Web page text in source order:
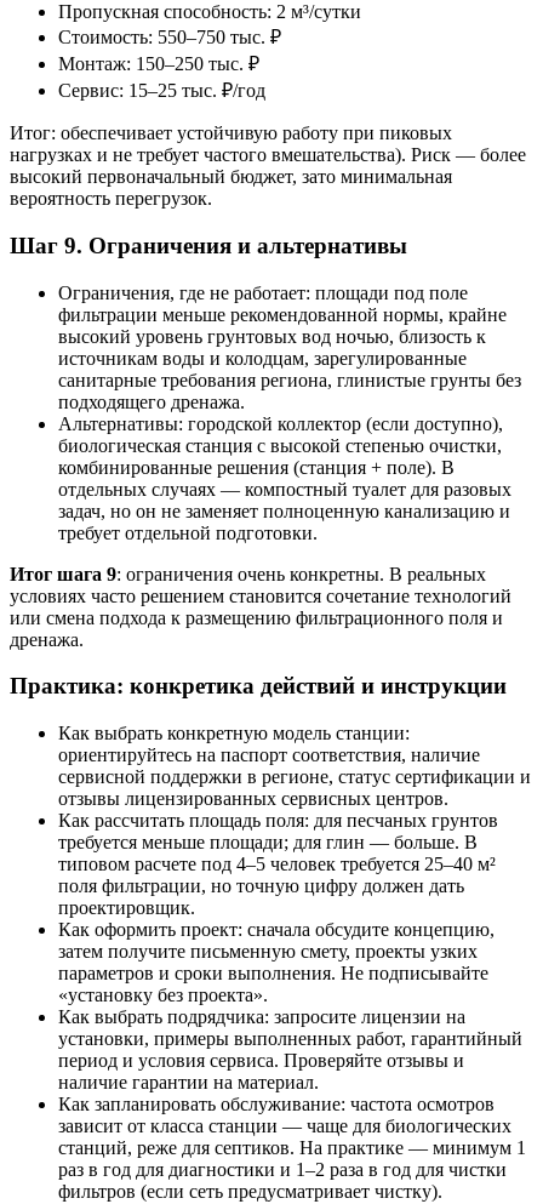
Пропускная способность: 2 м³/сутки
Стоимость: 550–750 тыс. ₽
Монтаж: 150–250 тыс. ₽
Сервис: 15–25 тыс. ₽/год
Итог: обеспечивает устойчивую работу при пиковых
нагрузках и не требует частого вмешательства). Риск — более
высокий первоначальный бюджет, зато минимальная
вероятность перегрузок.
Шаг 9. Ограничения и альтернативы
Ограничения, где не работает: площади под поле
фильтрации меньше рекомендованной нормы, крайне
высокий уровень грунтовых вод ночью, близость к
источникам воды и колодцам, зарегулированные
санитарные требования региона, глинистые грунты без
подходящего дренажа.
Альтернативы: городской коллектор (если доступно),
биологическая станция с высокой степенью очистки,
комбинированные решения (станция + поле). В
отдельных случаях — компостный туалет для разовых
задач, но он не заменяет полноценную канализацию и
требует отдельной подготовки.
Итог шага 9: ограничения очень конкретны. В реальных
условиях часто решением становится сочетание технологий
или смена подхода к размещению фильтрационного поля и
дренажа.
Практика: конкретика действий и инструкции
Как выбрать конкретную модель станции:
ориентируйтесь на паспорт соответствия, наличие
сервисной поддержки в регионе, статус сертификации и
отзывы лицензированных сервисных центров.
Как рассчитать площадь поля: для песчаных грунтов
требуется меньше площади; для глин — больше. В
типовом расчете под 4–5 человек требуется 25–40 м²
поля фильтрации, но точную цифру должен дать
проектировщик.
Как оформить проект: сначала обсудите концепцию,
затем получите письменную смету, проекты узких
параметров и сроки выполнения. Не подписывайте
«установку без проекта».
Как выбрать подрядчика: запросите лицензии на
установки, примеры выполненных работ, гарантийный
период и условия сервиса. Проверяйте отзывы и
наличие гарантии на материал.
Как запланировать обслуживание: частота осмотров
зависит от класса станции — чаще для биологических
станций, реже для септиков. На практике — минимум 1
раз в год для диагностики и 1–2 раза в год для чистки
фильтров (если сеть предусматривает чистку).